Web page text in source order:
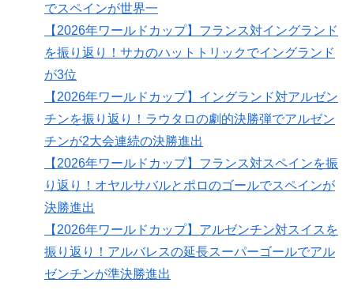
でスペインが世界一
【2026年ワールドカップ】フランス対イングランド
を振り返り！サカのハットトリックでイングランド
が3位
【2026年ワールドカップ】イングランド対アルゼン
チンを振り返り！ラウタロの劇的決勝弾でアルゼン
チンが2大会連続の決勝進出
【2026年ワールドカップ】フランス対スペインを振
り返り！オヤルサバルとポロのゴールでスペインが
決勝進出
【2026年ワールドカップ】アルゼンチン対スイスを
振り返り！アルバレスの延長スーパーゴールでアル
ゼンチンが準決勝進出